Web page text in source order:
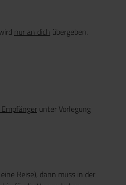
nur an dich übergeben.
unter Vorlegung
Reise), dann muss in der